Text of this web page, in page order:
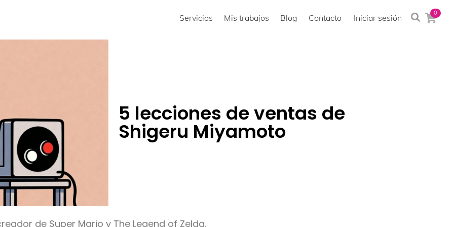
0
Servicios Mis trabajos Blog Contacto Iniciar sesión
5 lecciones de ventas de
Shigeru Miyamoto
de Super Mario y The Legend of Zelda.